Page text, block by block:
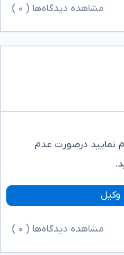
مشاهده دیدگاه‌ها ( ۰
نمایید درصورت عدم
وکیل
مشاهده دیدگاه‌ها ( ۰